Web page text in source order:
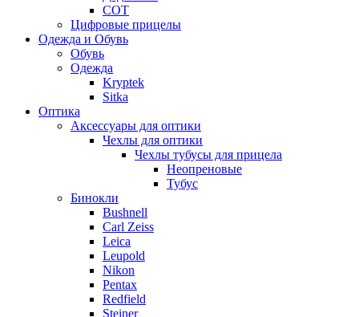
СОТ
Цифровые прицелы
Одежда и Обувь
Обувь
Одежда
Kryptek
Sitka
Оптика
Аксессуары для оптики
Чехлы для оптики
Чехлы тубусы для прицела
Неопреновые
Тубус
Бинокли
Bushnell
Carl Zeiss
Leica
Leupold
Nikon
Pentax
Redfield
Steiner